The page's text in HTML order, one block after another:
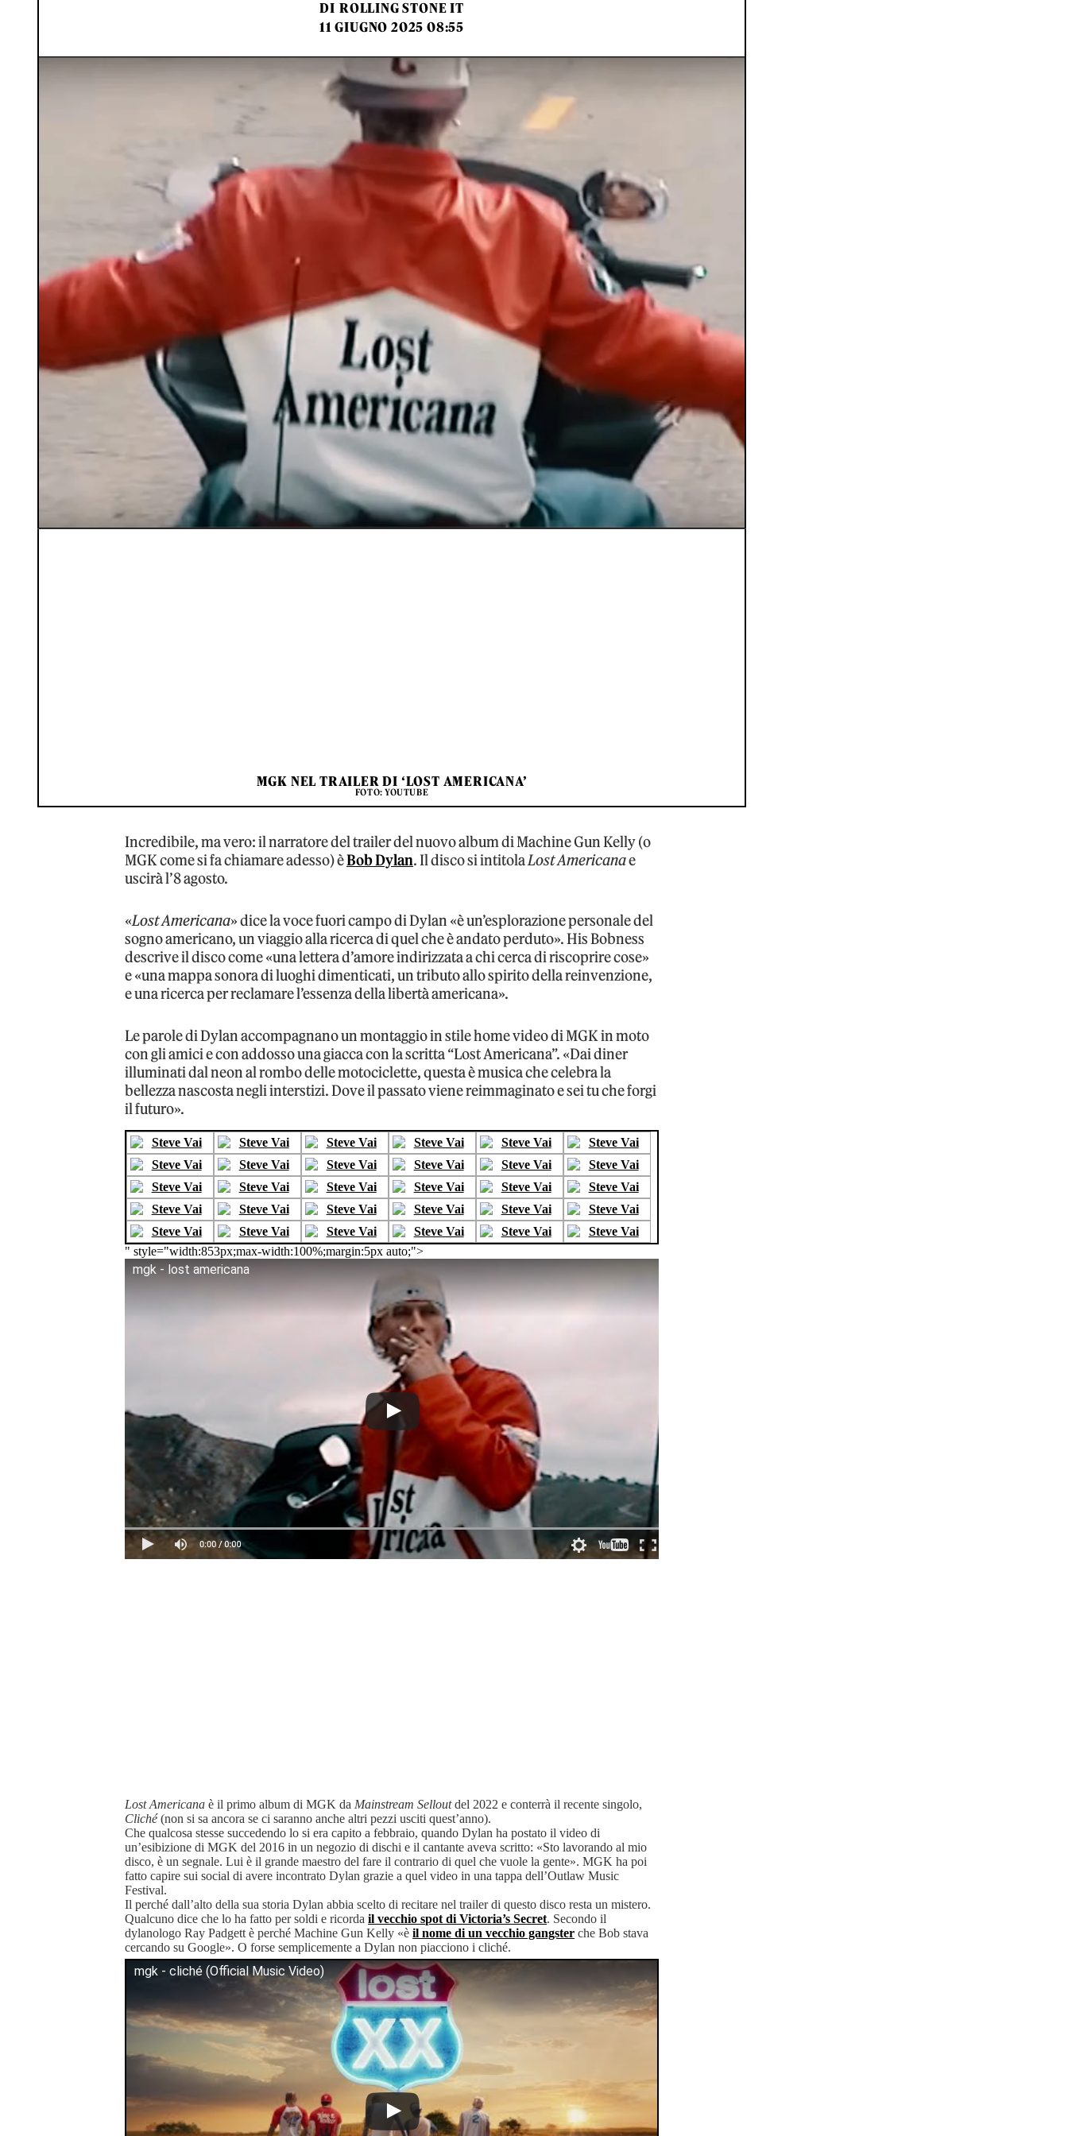
DI ROLLING STONE IT
11 GIUGNO 2025 08:55
MGK NEL TRAILER DI ‘LOST AMERICANA’
FOTO: YOUTUBE
Incredibile, ma vero: il narratore del trailer del nuovo album di Machine Gun Kelly (o
MGK come si fa chiamare adesso) èBob Dylan. Il disco si intitolaLost Americanae
uscirà l’8 agosto.
«Lost Americana» dice la voce fuori campo di Dylan «è un’esplorazione personale del
sogno americano, un viaggio alla ricerca di quel che è andato perduto». His Bobness
descrive il disco come «una lettera d’amore indirizzata a chi cerca di riscoprire cose»
e «una mappa sonora di luoghi dimenticati, un tributo allo spirito della reinvenzione,
e una ricerca per reclamare l’essenza della libertà americana».
Le parole di Dylan accompagnano un montaggio in stile home video di MGK in moto
con gli amici e con addosso una giacca con la scritta “Lost Americana”. «Dai diner
illuminati dal neon al rombo delle motociclette, questa è musica che celebra la
bellezza nascosta negli interstizi. Dove il passato viene reimmaginato e sei tu che forgi
il futuro».
" style="width:853px;max-width:100%;margin:5px auto;">
mgk - lost americana
Lost Americana è il primo album di MGK da Mainstream Selloutdel 2022 e conterrà il recente singolo,
Cliché(non si sa ancora se ci saranno anche altri pezzi usciti quest’anno).
Che qualcosa stesse succedendo lo si era capito a febbraio, quando Dylan ha postato il video di
un’esibizione di MGK del 2016 in un negozio di dischi e il cantante aveva scritto: «Sto lavorando al mio
disco, è un segnale. Lui è il grande maestro del fare il contrario di quel che vuole la gente». MGK ha poi
fatto capire sui social di avere incontrato Dylan grazie a quel video in una tappa dell’Outlaw Music
Festival.
Il perché dall’alto della sua storia Dylan abbia scelto di recitare nel trailer di questo disco resta un mistero.
Qualcuno dice che lo ha fatto per soldi e ricordail vecchio spot di Victoria’s Secret. Secondo il
dylanologo Ray Padgett è perché Machine Gun Kelly «èil nome di un vecchio gangster che Bob stava
cercando su Google». O forse semplicemente a Dylan non piacciono i cliché.
mgk - cliché (Official Music Video)